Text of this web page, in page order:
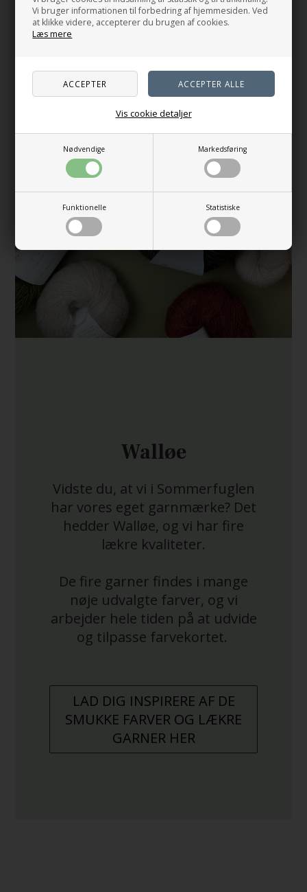
Vi bruger informationen til forbedring af hjemmesiden. Ved
at klikke videre, accepterer du brugen af cookies.
Læs mere
Nødvendige Markedsføring
Funktionelle Statistiske
Vis cookie detaljer
På lager
M-L XL-2XL 3XL
Vælg variant
Walløe
Vidste du, at vi i Sommerfuglen
har vores eget garnmærke? Det
hedder Walløe, og vi har fire
lækre kvaliteter.
De fire garner findes i mange
nøje udvalgte farver, og vi
arbejder hele tiden på at udvide
og tilpasse farvekortet.
LAD DIG INSPIRERE AF DE
SMUKKE FARVER OG LÆKRE
GARNER HER